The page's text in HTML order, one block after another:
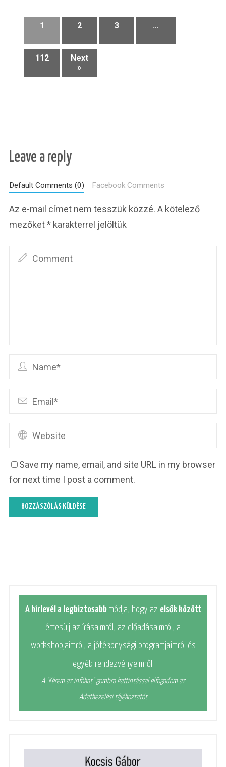
1 2 3 …
112
Next
»
Leave a reply
Default Comments (0) Facebook Comments
Az e-mail címet nem tesszük közzé. A kötelező
mezőket* karakterrel jelöltük
Save my name, email, and site URL in my browser
for next time I post a comment.
A hírlevél a legbiztosabb módja, hogy az elsők között
értesülj az írásaimról, az előadásaimról, a
workshopjaimról, a jótékonysági programjaimról és
egyéb rendezvényeimről:
A "Kérem az infókat" gombra kattintással elfogadom az
Adatkezelési tájékoztatót